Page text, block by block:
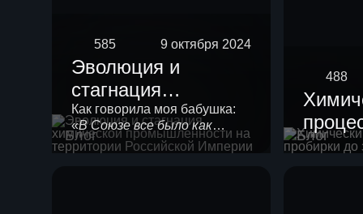
Блог
585 9 октября 2024
Эволюция и
стагнация
химической
промышленности
на территории
Как говорила моя бабушка:
«В Союзе все было как
положено!». Любой
химической технологии
Блог
488